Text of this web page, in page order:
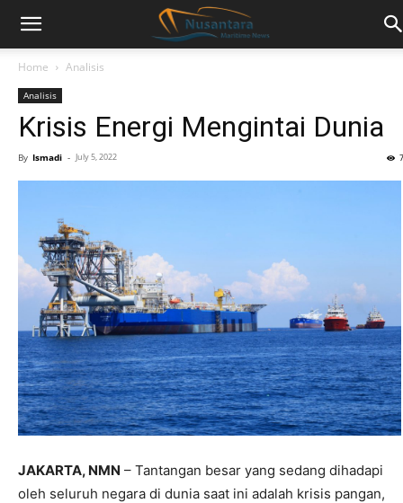
Home Analisis
Analisis
Krisis Energi Mengintai Dunia
By Ismadi - July 5, 2022
JAKARTA, NMN – Tantangan besar yang sedang dihadapi
oleh seluruh negara di dunia saat ini adalah krisis pangan,